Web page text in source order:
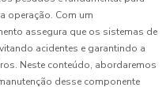
operação. Com um
assegura que os sistemas de
acidentes e garantindo a
Neste conteúdo, abordaremos
desse componente